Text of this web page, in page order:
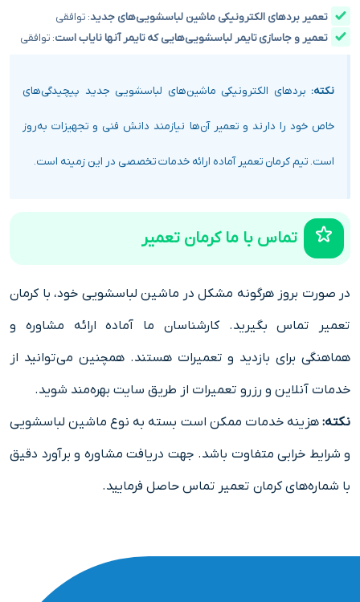
تعمیر بردهای الکترونیکی ماشین لباسشویی‌های جدید: توافقی
تعمیر و جاسازی تایمر لباسشویی‌هایی که تایمر آنها نایاب است: توافقی
نکته: بردهای الکترونیکی ماشین‌های لباسشویی جدید پیچیدگی‌های
خاص خود را دارند و تعمیر آن‌ها نیازمند دانش فنی و تجهیزات به‌روز
است. تیم کرمان تعمیر آماده ارائه خدمات تخصصی در این زمینه است.
تماس با ما کرمان تعمیر
در صورت بروز هرگونه مشکل در ماشین لباسشویی خود، با کرمان
تعمیر تماس بگیرید. کارشناسان ما آماده ارائه مشاوره و
هماهنگی برای بازدید و تعمیرات هستند. همچنین می‌توانید از
خدمات آنلاین و رزرو تعمیرات از طریق سایت بهره‌مند شوید.
نکته: هزینه خدمات ممکن است بسته به نوع ماشین لباسشویی
و شرایط خرابی متفاوت باشد. جهت دریافت مشاوره و برآورد دقیق
با شماره‌های کرمان تعمیر تماس حاصل فرمایید.